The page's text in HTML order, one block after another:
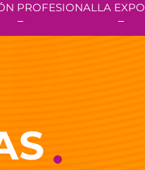
PROFESIONALLA EXPO